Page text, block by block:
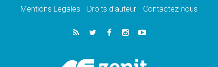
de l'Assomption et mémoire nationale
«La paix commence par l'empathie» estime
le cardinal Parolin
En Colombie, «la paix ne s'achète pas avec
une signature»
Mentions Legales
Droits d’auteur Contactez-nous